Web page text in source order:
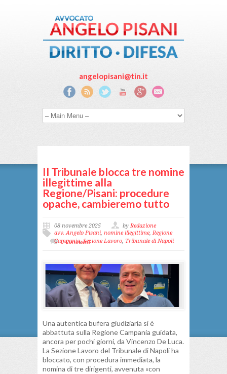
angelopisani@tin.it
Il Tribunale blocca tre nomine
illegittime alla
Regione/Pisani: procedure
opache, cambieremo tutto
08 novembre 2025 byRedazione
avv. Angelo Pisani, nomine illegittime,Regione
Campania,Sezione Lavoro, Tribunale di Napoli
0 Comment
Una autentica bufera giudiziaria si è
abbattuta sulla Regione Campania guidata,
ancora per pochi giorni, da Vincenzo De Luca.
La Sezione Lavoro del Tribunale di Napoli ha
bloccato, con procedura immediata, la
nomina di tre dirigenti, avvenuta «con